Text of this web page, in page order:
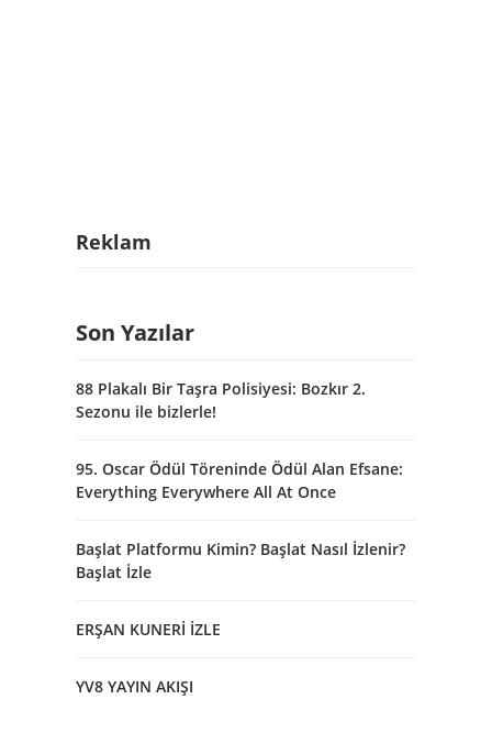
Reklam
Son Yazılar
88 Plakalı Bir Taşra Polisiyesi: Bozkır 2.
Sezonu ile bizlerle!
95. Oscar Ödül Töreninde Ödül Alan Efsane:
Everything Everywhere All At Once
Başlat Platformu Kimin? Başlat Nasıl İzlenir?
Başlat İzle
ERŞAN KUNERİ İZLE
YV8 YAYIN AKIŞI